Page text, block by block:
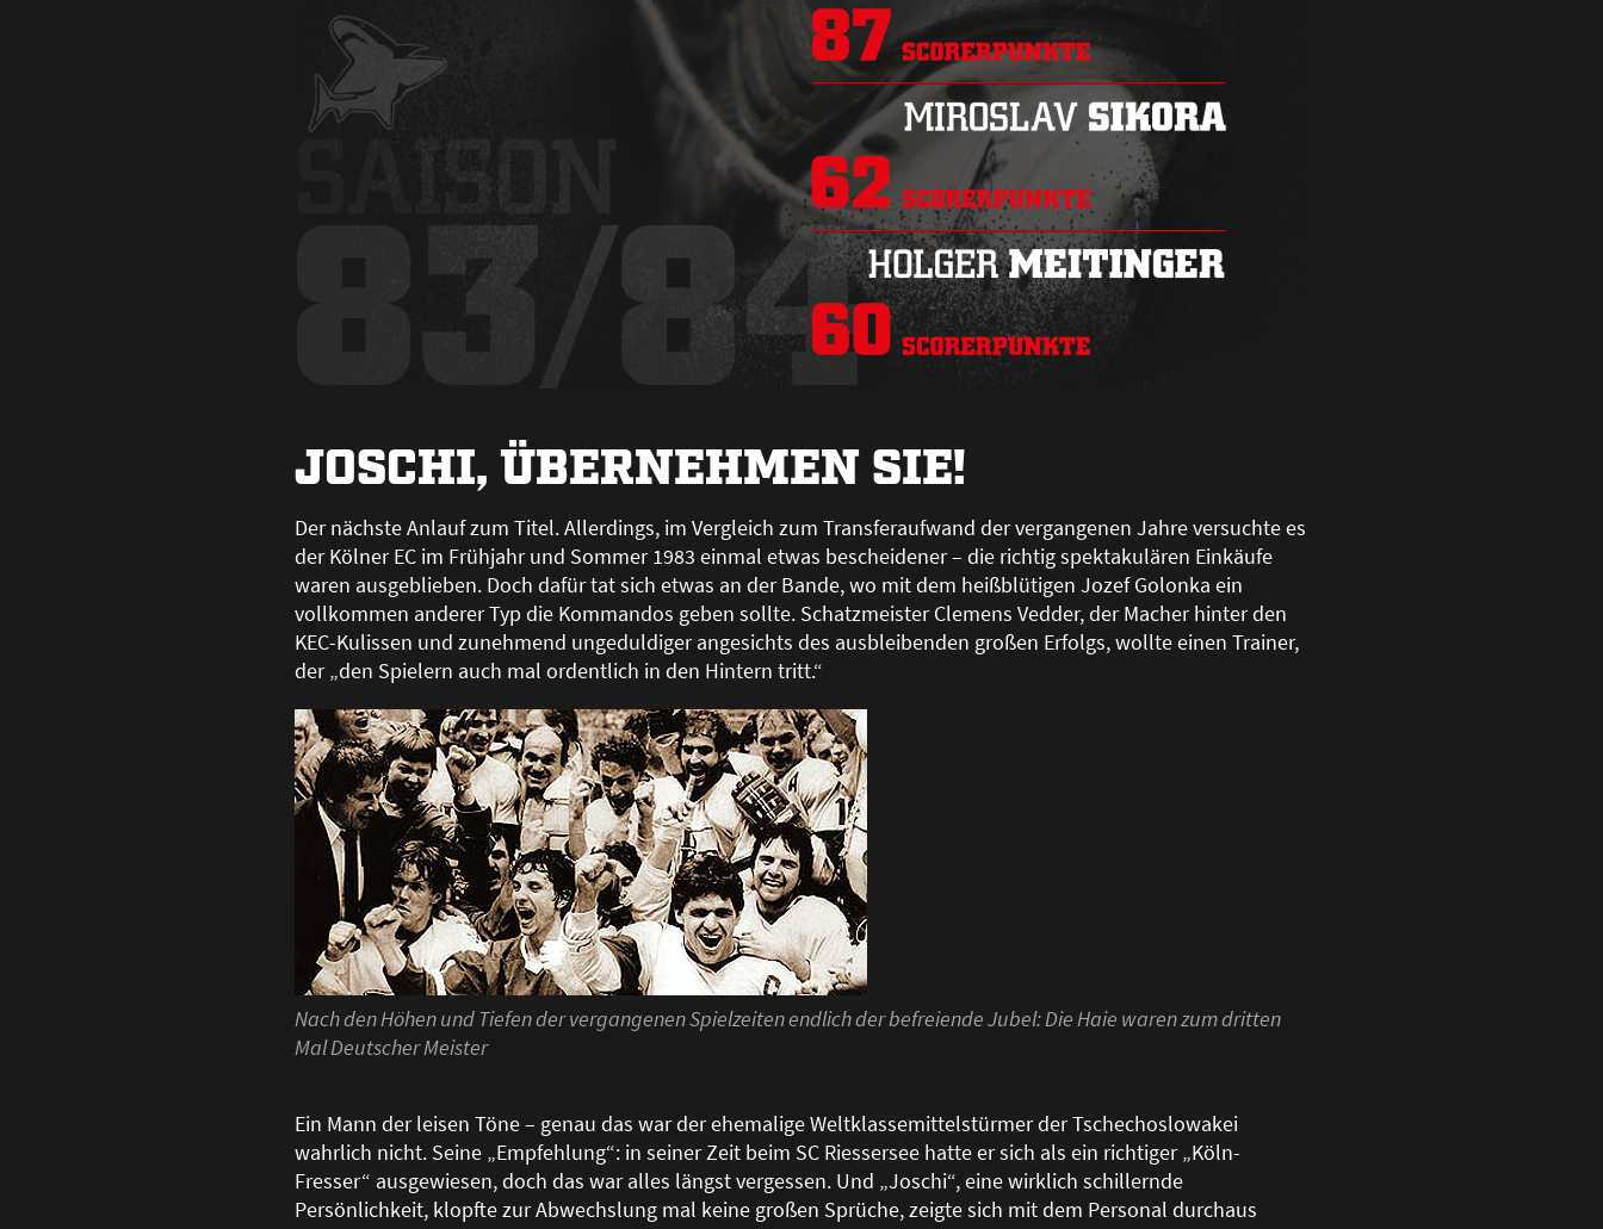
JOSCHI, ÜBERNEHMEN SIE!
Der nächste Anlauf zum Titel. Allerdings, im Vergleich zum Transferaufwand der vergangenen Jahre versuchte es
der Kölner EC im Frühjahr und Sommer 1983 einmal etwas bescheidener – die richtig spektakulären Einkäufe
waren ausgeblieben. Doch dafür tat sich etwas an der Bande, wo mit dem heißblütigen Jozef Golonka ein
vollkommen anderer Typ die Kommandos geben sollte. Schatzmeister Clemens Vedder, der Macher hinter den
KEC-Kulissen und zunehmend ungeduldiger angesichts des ausbleibenden großen Erfolgs, wollte einen Trainer,
der „den Spielern auch mal ordentlich in den Hintern tritt.“
Nach den Höhen und Tiefen der vergangenen Spielzeiten endlich der befreiende Jubel: Die Haie waren zum dritten
Mal Deutscher Meister
Ein Mann der leisen Töne – genau das war der ehemalige Weltklassemittelstürmer der Tschechoslowakei
wahrlich nicht. Seine „Empfehlung“: in seiner Zeit beim SC Riessersee hatte er sich als ein richtiger „Köln-
Fresser“ ausgewiesen, doch das war alles längst vergessen. Und „Joschi“, eine wirklich schillernde
Persönlichkeit, klopfte zur Abwechslung mal keine großen Sprüche, zeigte sich mit dem Personal durchaus